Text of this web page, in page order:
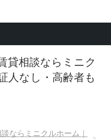
貸相談ならミニク
人なし・高齢者も
ならミニクルホーム｜